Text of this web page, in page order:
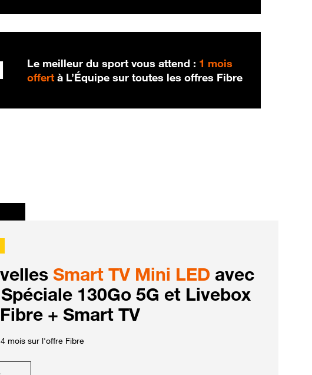
Le meilleur du sport vous attend : 1 mois
offert à L’Équipe sur toutes les offres Fibre
Smart TV Mini LED avec
130Go 5G et Livebox
+ Smart TV
mois sur l'offre Fibre